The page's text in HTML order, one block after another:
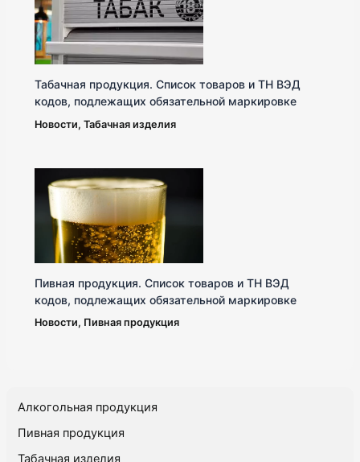
Табачная продукция. Список товаров и ТН ВЭД
кодов, подлежащих обязательной маркировке
Новости, Табачная изделия
Пивная продукция. Список товаров и ТН ВЭД
кодов, подлежащих обязательной маркировке
Новости, Пивная продукция
Алкогольная продукция
Пивная продукция
Табачная изделия